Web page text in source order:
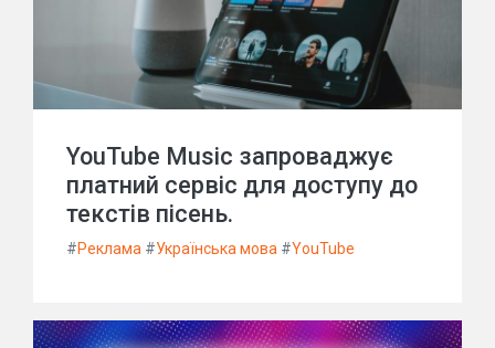
YouTube Music запроваджує
платний сервіс для доступу до
текстів пісень.
#Реклама #Українська мова #YouTube